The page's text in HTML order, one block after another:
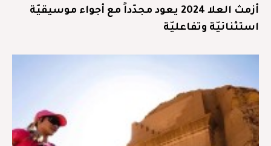
أزمث العلا 2024 يعود مجدّداً مع أجواء موسيقيّة
استثنائيّة وتفاعليّة